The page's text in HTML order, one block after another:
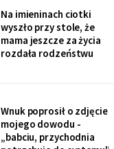
sąsiadka wspomniała, że
córka była u mnie we
wtorek - kiedy ja
siedziałam w przychodni.
Nigdy nie dawałam
Na imieninach ciotki
wyszło przy stole, że
mama jeszcze za życia
rozdała rodzeństwu
dostałam jej różaniec, po
pogrzebie, z szuflady.
Siostra wyjaśniła: „Ty i
tak zawsze byłaś
Wnuk poprosił o zdjęcie
mojego dowodu -
„babciu, przychodnia